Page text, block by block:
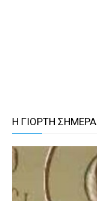
Η ΓΙΟΡΤΗ ΣΗΜΕΡΑ